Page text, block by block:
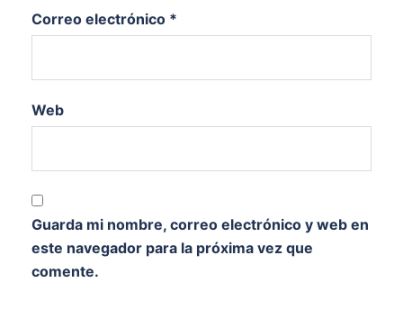
Correo electrónico *
Web
Guarda mi nombre, correo electrónico y web en
este navegador para la próxima vez que
comente.